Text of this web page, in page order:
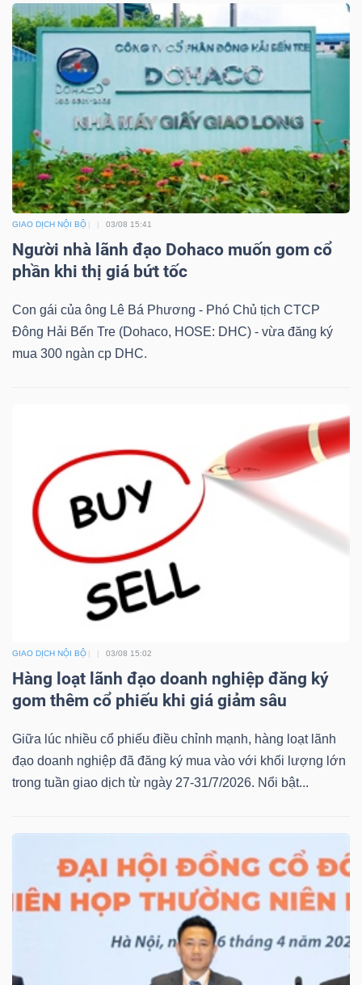
GIAO DỊCH NỘI BỘ 03/08 15:41
Người nhà lãnh đạo Dohaco muốn gom cổ
phần khi thị giá bứt tốc
Con gái của ông Lê Bá Phương - Phó Chủ tịch CTCP
Đông Hải Bến Tre (Dohaco, HOSE: DHC) - vừa đăng ký
mua 300 ngàn cp DHC.
GIAO DỊCH NỘI BỘ 03/08 15:02
Hàng loạt lãnh đạo doanh nghiệp đăng ký
gom thêm cổ phiếu khi giá giảm sâu
Giữa lúc nhiều cổ phiếu điều chỉnh mạnh, hàng loạt lãnh
đạo doanh nghiệp đã đăng ký mua vào với khối lượng lớn
trong tuần giao dịch từ ngày 27-31/7/2026. Nổi bật...